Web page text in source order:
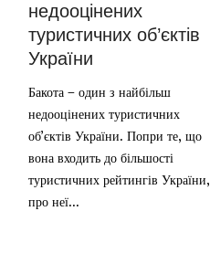
недооцінених
туристичних об’єктів
України
Бакота – один з найбільш
недооцінених туристичних
об’єктів України. Попри те, що
вона входить до більшості
туристичних рейтингів України,
про неї...